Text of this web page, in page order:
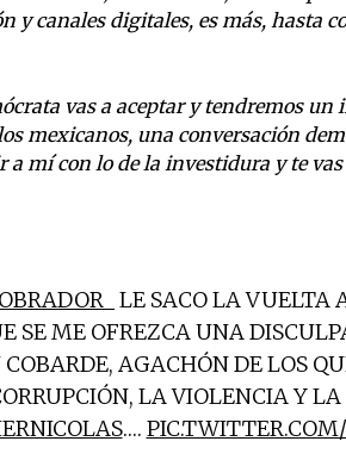
y canales digitales, es más, hasta
vas a aceptar y tendremos un
mexicanos, una conversación
a mí con lo de la investidura y te
LE SACO LA VUELTA
SE ME OFREZCA UNA
AGACHÓN DE LOS
LA VIOLENCIA Y LA
.…